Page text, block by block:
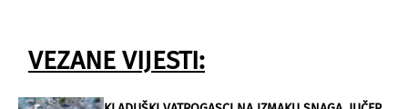
VEZANE VIJESTI: